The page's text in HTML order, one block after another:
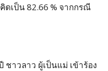
ดเป็น 82.66 % จากกรณี
ชาวลาว ผู้เป็นแม่ เข้าร้อง